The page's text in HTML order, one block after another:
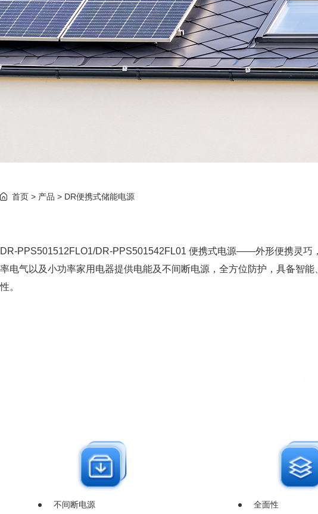
首页 > 产品 > DR便携式储能电源
DR-PPS501512FLO1/DR-PPS501542FL01 便携式电源——外形便携灵巧
率电气以及小功率家用电器提供电能及不间断电源，全方位防护，具备智能
性。
不间断电源
全面性